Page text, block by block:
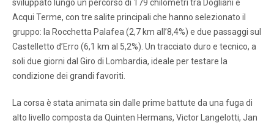
sviluppato lungo un percorso di 179 chilometri tra Dogliani e
Acqui Terme, con tre salite principali che hanno selezionato il
gruppo: la Rocchetta Palafea (2,7 km all’8,4%) e due passaggi sul
Castelletto d’Erro (6,1 km al 5,2%). Un tracciato duro e tecnico, a
soli due giorni dal Giro di Lombardia, ideale per testare la
condizione dei grandi favoriti.
La corsa è stata animata sin dalle prime battute da una fuga di
alto livello composta da Quinten Hermans, Victor Langelotti, Jan